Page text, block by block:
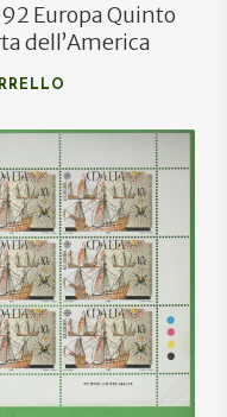
Europa Quinto
dell’America